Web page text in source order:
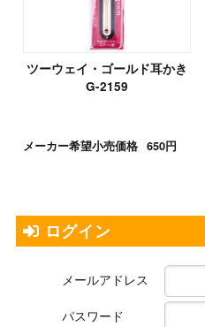
ツーウェイ・ゴールド耳かき
G-2159
メーカー希望小売価格 650円
ログイン
メールアドレス
パスワード